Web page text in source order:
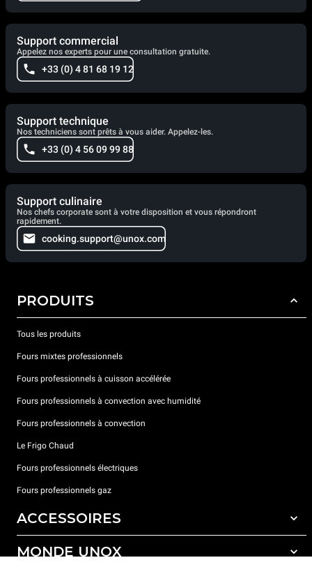
Support commercial
Appelez nos experts pour une consultation gratuite.
+33 (0) 4 81 68 19 12
Support technique
Nos techniciens sont prêts à vous aider. Appelez-les.
+33 (0) 4 56 09 99 88
Support culinaire
Nos chefs corporate sont à votre disposition et vous répondront
rapidement.
cooking.support@unox.com
PRODUITS
Tous les produits
Fours mixtes professionnels
Fours professionnels à cuisson accélérée
Fours professionnels à convection avec humidité
Fours professionnels à convection
Le Frigo Chaud
Fours professionnels électriques
Fours professionnels gaz
ACCESSOIRES
Tous les accessoires
MONDE UNOX